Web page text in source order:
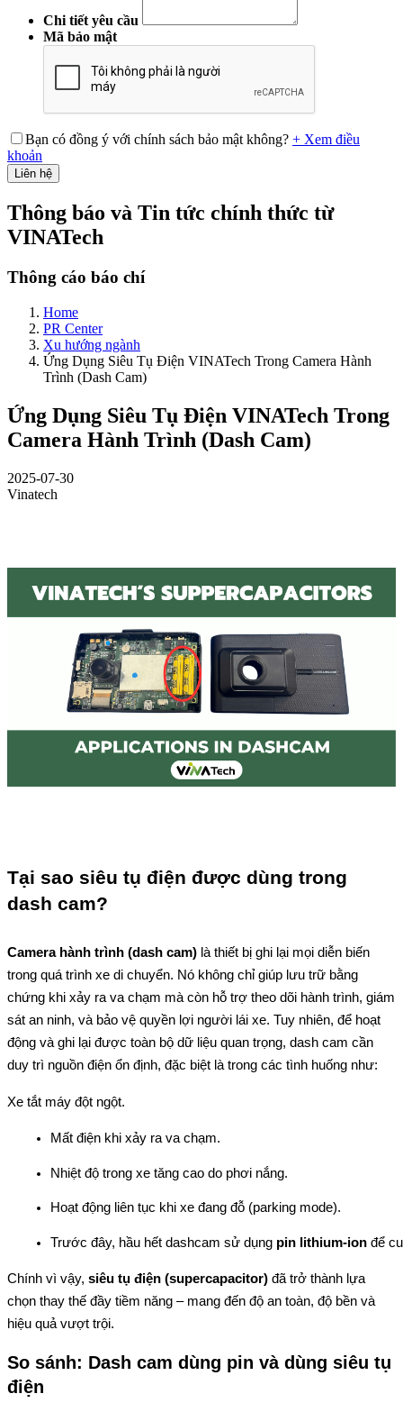
Chi tiết yêu cầu
Mã bảo mật
Bạn có đồng ý với chính sách bảo mật không? + Xem điều
khoản
Liên hệ
Thông báo và Tin tức chính thức từ
VINATech
Thông cáo báo chí
Home
PR Center
Xu hướng ngành
Ứng Dụng Siêu Tụ Điện VINATech Trong Camera Hành
Trình (Dash Cam)
Ứng Dụng Siêu Tụ Điện VINATech Trong
Camera Hành Trình (Dash Cam)
2025-07-30
Vinatech
Tại sao siêu tụ điện được dùng trong
dash cam?
Camera hành trình (dash cam) là thiết bị ghi lại mọi diễn biến
trong quá trình xe di chuyển. Nó không chỉ giúp lưu trữ bằng
chứng khi xảy ra va chạm mà còn hỗ trợ theo dõi hành trình, giám
sát an ninh, và bảo vệ quyền lợi người lái xe. Tuy nhiên, để hoạt
động và ghi lại được toàn bộ dữ liệu quan trọng, dash cam cần
duy trì nguồn điện ổn định, đặc biệt là trong các tình huống như:
Xe tắt máy đột ngột.
Mất điện khi xảy ra va chạm.
Nhiệt độ trong xe tăng cao do phơi nắng.
Hoạt động liên tục khi xe đang đỗ (parking mode).
Trước đây, hầu hết dashcam sử dụng pin lithium-ion để
Chính vì vậy, siêu tụ điện (supercapacitor) đã trở thành lựa
chọn thay thế đầy tiềm năng – mang đến độ an toàn, độ bền và
hiệu quả vượt trội.
So sánh: Dash cam dùng pin và dùng siêu tụ
điện